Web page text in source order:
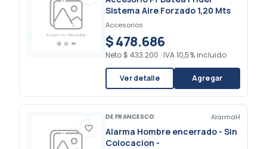
Sistema Aire Forzado 1,20 Mts
Accesorios
$ 478.686
Neto $ 433.200 · IVA 10,5% incluido
Ver detalle Agregar
DE FRANCESCO AlarmaH
Alarma Hombre encerrado - Sin
Colocacion -